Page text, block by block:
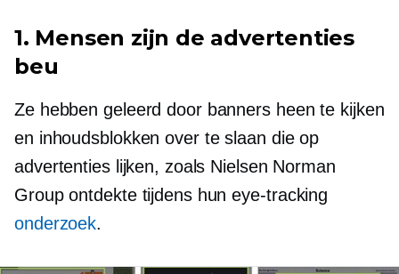
1. Mensen zijn de advertenties
beu
Ze hebben geleerd door banners heen te kijken
en inhoudsblokken over te slaan die op
advertenties lijken, zoals Nielsen Norman
Group ontdekte tijdens huneye-tracking
onderzoek.